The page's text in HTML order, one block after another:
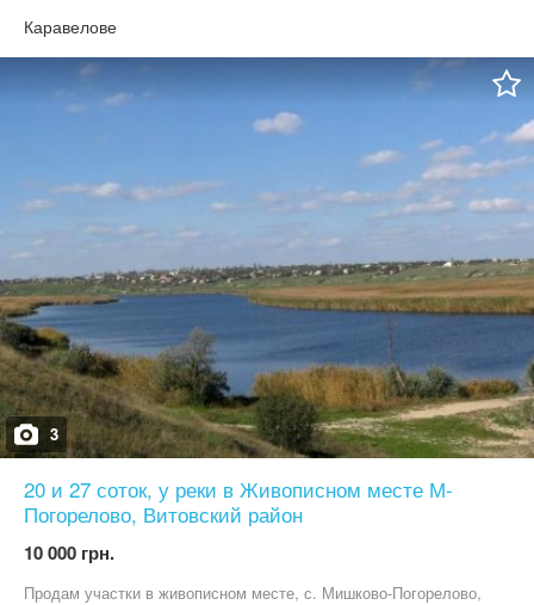
окрема каналізаційна труба; є ділянка біля вуличного сараю, де
можна побудувати літню кухню, так як там проведений окремий
вуличний водопровідний кран. Пропонуйте свою ціну. Ціна
договірна.
Каравелове
3
20 и 27 соток, у реки в Живописном месте М-
Погорелово, Витовский район
10 000 грн.
Продам участки в живописном месте, с. Мишково-Погорелово,